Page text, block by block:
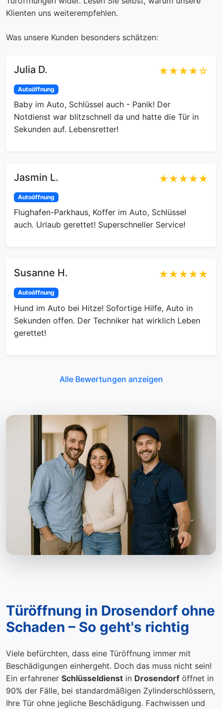
Klienten uns weiterempfehlen.
Was unsere Kunden besonders schätzen:
Julia D. ★★★★☆
Autoöffnung
Baby im Auto, Schlüssel auch - Panik! Der
Notdienst war blitzschnell da und hatte die Tür in
Sekunden auf. Lebensretter!
Jasmin L. ★★★★★
Autoöffnung
Flughafen-Parkhaus, Koffer im Auto, Schlüssel
auch. Urlaub gerettet! Superschneller Service!
Susanne H. ★★★★★
Autoöffnung
Hund im Auto bei Hitze! Sofortige Hilfe, Auto in
Sekunden offen. Der Techniker hat wirklich Leben
gerettet!
Alle Bewertungen anzeigen
Türöffnung in Drosendorf ohne
Schaden – So geht's richtig
Viele befürchten, dass eine Türöffnung immer mit
Beschädigungen einhergeht. Doch das muss nicht sein!
Ein erfahrener Schlüsseldienst in Drosendorf öffnet in
90% der Fälle, bei standardmäßigen Zylinderschlössern,
Ihre Tür ohne jegliche Beschädigung. Fachwissen und